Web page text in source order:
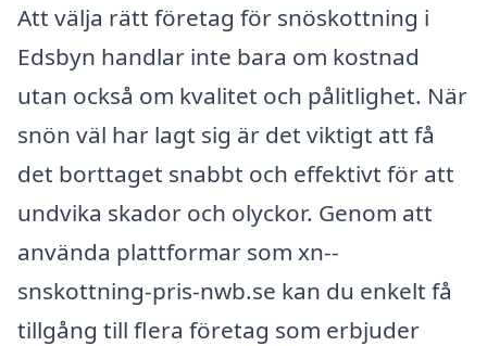
Att välja rätt företag för snöskottning i
Edsbyn handlar inte bara om kostnad
utan också om kvalitet och pålitlighet. När
snön väl har lagt sig är det viktigt att få
det borttaget snabbt och effektivt för att
undvika skador och olyckor. Genom att
använda plattformar som xn--
snskottning-pris-nwb.se kan du enkelt få
tillgång till flera företag som erbjuder